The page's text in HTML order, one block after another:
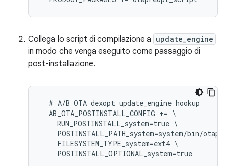
Collega lo script di compilazione a update_engine
in modo che venga eseguito come passaggio di
post-installazione.
  # A/B OTA dexopt update_engine hookup
  AB_OTA_POSTINSTALL_CONFIG += \
    RUN_POSTINSTALL_system=true \
POSTINSTALL_PATH_system=system/bin/
    FILESYSTEM_TYPE_system=ext4 \